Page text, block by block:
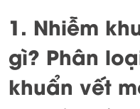
1. Nhiễm
gì? Phân
khuẩn vết